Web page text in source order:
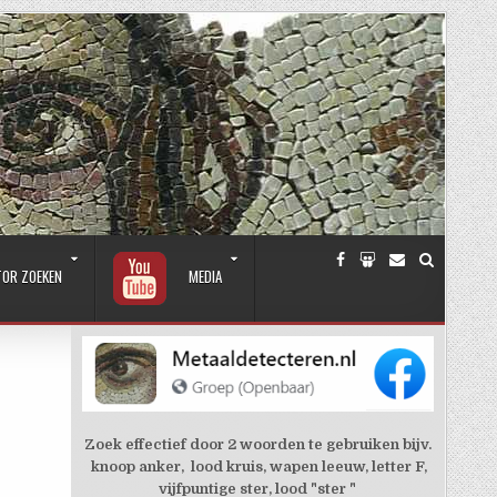
ZOEKEN MEDIA
Zoek effectief door 2 woorden te gebruiken bijv.
knoop anker, lood kruis, wapen leeuw, letter F,
vijfpuntige ster, lood "ster "